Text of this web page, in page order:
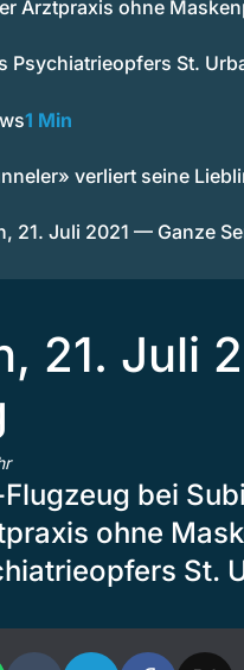
Arztpraxis ohne
Psychiatrieopfers St.
1 Min
verliert seine
21. Juli 2021 — Ganze
21. Juli
bei
ohne
St.